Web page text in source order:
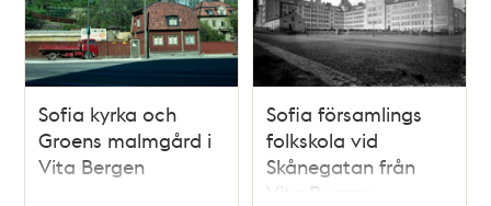
Sofia kyrka och
Groens malmgård i
Vita Bergen
Sofia församlings
folkskola vid
Skånegatan från
Vita Bergen